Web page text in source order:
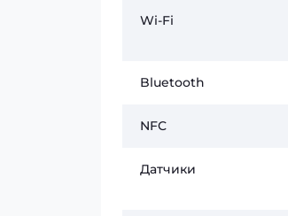
Wi-Fi
Bluetooth
NFC
Датчики